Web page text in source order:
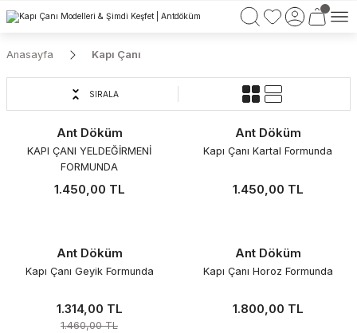
750 TL VE ÜZERİ ALIŞVERİŞLERİNİZDE KARGO BEDAVA!
Anasayfa Kapı Çanı
SIRALA
Ant Döküm
KAPI ÇANI YELDEĞİRMENİ
FORMUNDA
1.450,00 TL
Ant Döküm
Kapı Çanı Kartal Formunda
1.450,00 TL
%10
Ant Döküm
Kapı Çanı Geyik Formunda
1.314,00 TL
1.460,00 TL
Ant Döküm
Kapı Çanı Horoz Formunda
1.800,00 TL